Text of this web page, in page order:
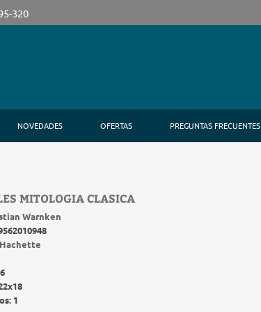
320
NOVEDADES OFERTAS PREGUNTAS FRECUENTES
MITOLOGIA CLASICA
Warnken
Hachette
1